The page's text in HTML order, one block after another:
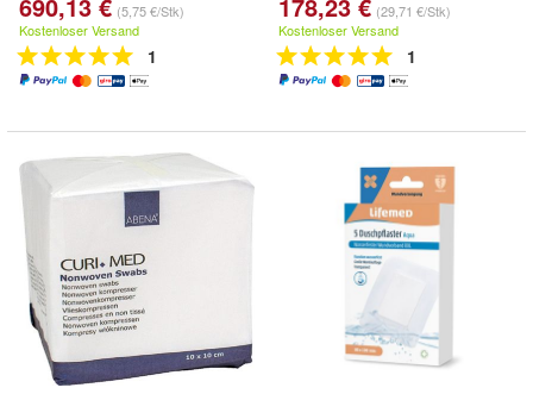
(5,75 €/Stk)
Kostenloser Versand
1
(29,71 €/Stk)
Kostenloser Versand
1